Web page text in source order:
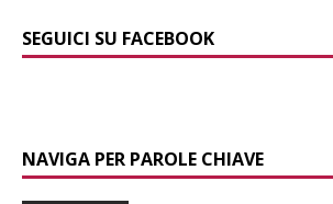
SEGUICI SU FACEBOOK
NAVIGA PER PAROLE CHIAVE